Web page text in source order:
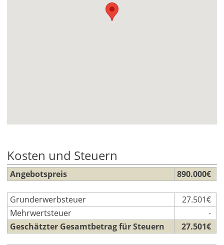
Kosten und Steuern
Angebotspreis 890.000€
Grunderwerbsteuer
27.501€
Mehrwertsteuer
-
Geschätzter Gesamtbetrag für Steuern
27.501€